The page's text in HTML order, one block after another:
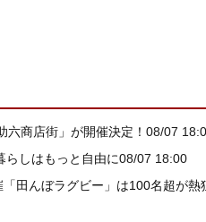
六商店街」が開催決定！ 08/07
らしはもっと自由に08/07 18:00
田んぼラグビー」は100名超が熱